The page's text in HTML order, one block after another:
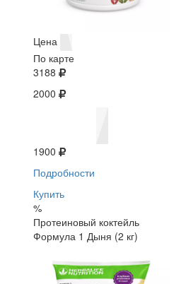
Цена
По карте
3188
2000
1900
Подробности
Купить
%
Протеиновый коктейль
Формула 1 Дыня (2 кг)